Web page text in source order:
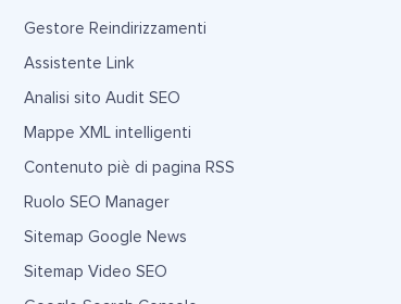
Gestore Reindirizzamenti
Assistente Link
Analisi sito Audit SEO
Mappe XML intelligenti
Contenuto piè di pagina RSS
Ruolo SEO Manager
Sitemap Google News
Sitemap Video SEO